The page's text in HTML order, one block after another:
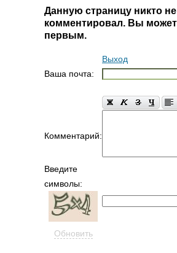
Данную страницу никто не
комментировал. Вы
первым.
Выход
Ваша почта:
Комментарий:
Введите
символы:
Обновить